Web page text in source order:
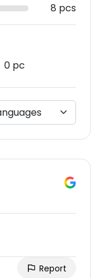
8 pcs
0 pc
Report